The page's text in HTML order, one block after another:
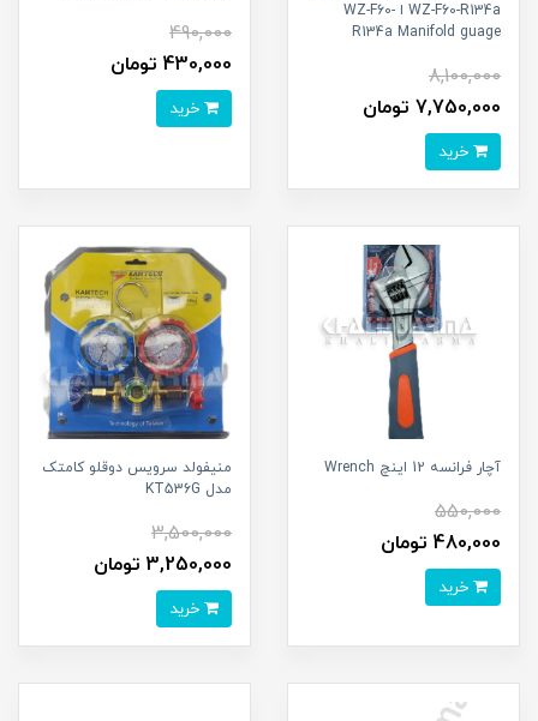
WZ-F60-R134a ا WZ-F60-
R134a Manifold guage
8,100,000
7,750,000 تومان
490,000
430,000 تومان
آچار فرانسه 12 اینچ Wrench
550,000
480,000 تومان
منیفولد سرویس دوقلو کامتک
مدل KT536G
3,500,000
3,250,000 تومان